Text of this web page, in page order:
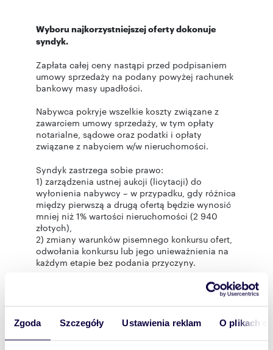
Zgoda Szczegóły Ustawienia reklam O plikach
Wyboru najkorzystniejszej oferty dokonuje
syndyk.
Zapłata całej ceny nastąpi przed podpisaniem
umowy sprzedaży na podany powyżej rachunek
bankowy masy upadłości.
Nabywca pokryje wszelkie koszty związane z
zawarciem umowy sprzedaży, w tym opłaty
notarialne, sądowe oraz podatki i opłaty
związane z nabyciem w/w nieruchomości.
Syndyk zastrzega sobie prawo:
1) zarządzenia ustnej aukcji (licytacji) do
wyłonienia nabywcy – w przypadku, gdy różnica
między pierwszą a drugą ofertą będzie wynosić
mniej niż 1% wartości nieruchomości (2 940
złotych),
2) zmiany warunków pisemnego konkursu ofert,
odwołania konkursu lub jego unieważnienia na
każdym etapie bez podania przyczyny.
Akt notarialny podpisany zostanie w kancelarii
notarialnej wskazanej przez syndyka w terminie
nie dłuższym niż 90 dni od daty rozstrzygnięcia
konkursu lub aukcji.
Numer księgi wieczystej widoczny jest na